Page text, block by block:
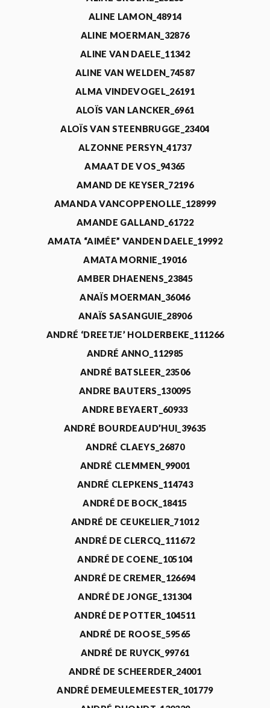
ALINE LAMON_48914
ALINE MOERMAN_32876
ALINE VAN DAELE_11342
ALINE VAN WELDEN_74587
ALMA VINDEVOGEL_26191
ALOÏS VAN LANCKER_6961
ALOÏS VAN STEENBRUGGE_23404
ALZONNE PERSYN_41737
AMAAT DE VOS_94365
AMAND DE KEYSER_72196
AMANDA VANCOPPENOLLE_128999
AMANDE GALLAND_61722
AMATA “AIMÉE” VANDEN DAELE_19992
AMATA MORNIE_19016
AMBER DHAENENS_23845
ANAÏS MOERMAN_36046
ANAÏS SASANGUIE_28906
ANDRÉ ‘DREETJE’ HOLDERBEKE_111266
ANDRÉ ANNO_112985
ANDRÉ BATSLEER_23506
ANDRE BAUTERS_130095
ANDRE BEYAERT_60933
ANDRÉ BOURDEAUD’HUI_39635
ANDRÉ CLAEYS_26870
ANDRÉ CLEMMEN_99001
ANDRÉ CLEPKENS_114743
ANDRÉ DE BOCK_18415
ANDRÉ DE CEUKELIER_71012
ANDRÉ DE CLERCQ_111672
ANDRÉ DE COENE_105104
ANDRÉ DE CREMER_126694
ANDRÉ DE JONGE_131304
ANDRÉ DE POTTER_104511
ANDRÉ DE ROOSE_59565
ANDRÉ DE RUYCK_99761
ANDRÉ DE SCHEERDER_24001
ANDRÉ DEMEULEMEESTER_101779